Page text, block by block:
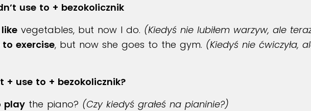
use to + bezokolicznik
vegetables, but now I do. (Kiedyś nie lubiłem warzyw, ale
to exercise, but now she goes to the gym. (Kiedyś nie ćwiczyła,
+ use to + bezokolicznik?
play the piano? (Czy kiedyś grałeś na pianinie?)